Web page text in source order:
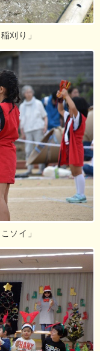
刈り」
ソイ」